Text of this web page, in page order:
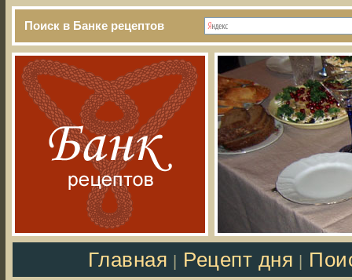
Поиск в Банке рецептов
Главная Рецепт дня